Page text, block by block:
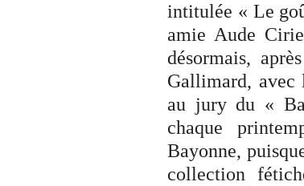
intitulée « Le
amie Aude
désormais,
Gallimard, avec
au jury du «
chaque
Bayonne,
collection